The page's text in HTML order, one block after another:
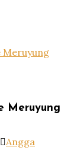
Meruyung
Meruyung
Angga